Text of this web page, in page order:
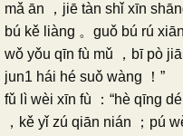
mǎ ān ，jiē tàn shǐ xīn
bú kě liàng 。guǒ bú rú
wǒ yǒu qīn fù mǔ ，bī pò
jun1 hái hé suǒ wàng ！”
fǔ lì wèi xīn fù ：“hè qīng
，kě yǐ zú qiān nián ；pú